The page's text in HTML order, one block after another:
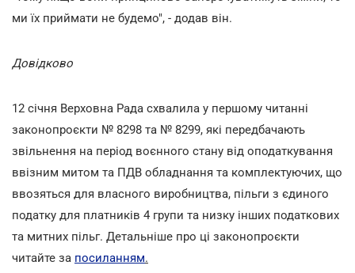
ми їх приймати не будемо", - додав він.
Довідково
12 січня Верховна Рада схвалила у першому читанні
законопроєкти № 8298 та № 8299, які передбачають
звільнення на період воєнного стану від оподаткування
ввізним митом та ПДВ обладнання та комплектуючих, що
ввозяться для власного виробництва, пільги з єдиного
податку для платників 4 групи та низку інших податкових
та митних пільг. Детальніше про ці законопроєкти
читайте за посиланням.